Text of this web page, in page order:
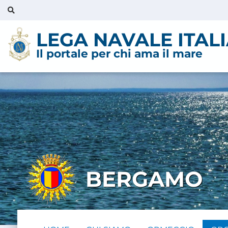
LEGA NAVALE
Il portale per chi ama il mare
BERGAMO